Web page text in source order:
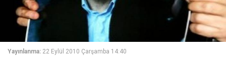
Yayınlanma: 22 Eylül 2010 Çarşamba 14:40